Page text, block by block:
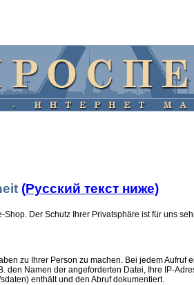
(Русский текст ниже)
Der Schutz Ihrer Privatsphäre ist für uns
zu Ihrer Person zu machen. Bei jedem Aufruf
den Namen der angeforderten Datei, Ihre IP-
enthält und den Abruf dokumentiert.